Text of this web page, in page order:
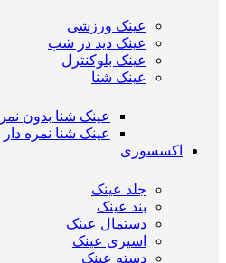
عینک ورزشی
عینک دید در شب
عینک بلوکنترل
عینک شنا
عینک شنا بدون
عینک شنا نمره دار
اکسسوری
جلد عینک
بند عینک
دستمال عینک
اسپری عینک
دسته عینک